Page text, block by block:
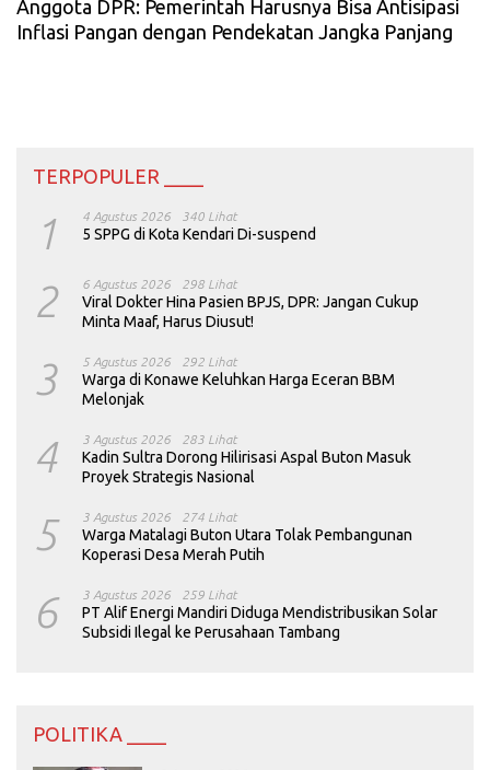
Anggota DPR: Pemerintah Harusnya Bisa Antisipasi
Inflasi Pangan dengan Pendekatan Jangka Panjang
TERPOPULER ____
1 4 Agustus 2026 340 Lihat
5 SPPG di Kota Kendari Di-suspend
2 6 Agustus 2026 298 Lihat
Viral Dokter Hina Pasien BPJS, DPR: Jangan Cukup
Minta Maaf, Harus Diusut!
3 5 Agustus 2026 292 Lihat
Warga di Konawe Keluhkan Harga Eceran BBM
Melonjak
4 3 Agustus 2026 283 Lihat
Kadin Sultra Dorong Hilirisasi Aspal Buton Masuk
Proyek Strategis Nasional
5 3 Agustus 2026 274 Lihat
Warga Matalagi Buton Utara Tolak Pembangunan
Koperasi Desa Merah Putih
6 3 Agustus 2026 259 Lihat
PT Alif Energi Mandiri Diduga Mendistribusikan Solar
Subsidi Ilegal ke Perusahaan Tambang
POLITIKA ____